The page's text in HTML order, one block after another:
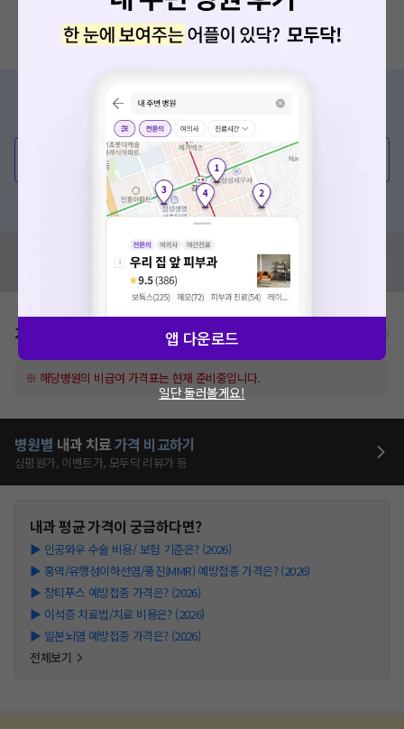
증상/치료, 궁금한 점이 있나요?
의사가 직접 답해드려요!
💬 무엇이든 물어보세요
혹은, 의료상담 서비스에 다양한 게시글 보러가기
혹시 잘못된 병원정보가 있나요?
모두닥 팀에 알려주세요!
가격표
※ 해당병원의 비급여 가격표는 현재 준비중입니다.
병원별 내과 치료가격 비교하기
심평원가, 이벤트가, 모두닥 리뷰가 등
내과평균 가격이 궁금하다면?
▶ 인공와우 수술 비용/ 보험 기준은? (2026)
▶ 홍역/유행성이하선염/풍진(MMR) 예방접종 가격은? (2026)
▶ 장티푸스 예방접종 가격은? (2026)
▶ 이석증 치료법/치료 비용은? (2026)
▶ 일본뇌염 예방접종 가격은? (2026)
전체보기
앱 다운로드
일단 둘러볼게요!